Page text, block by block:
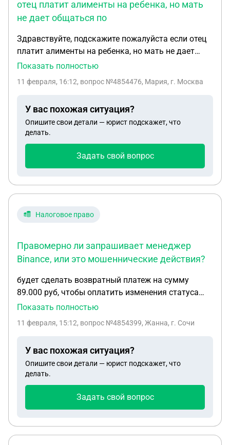
отец платит алименты на ребенка, но мать
не дает общаться по
Здравствуйте, подскажите пожалуйста если отец
платит алименты на ребенка, но мать не дает
общаться по телефону с ребенком 4 лет ,который
,чтобы бы в договоренное время они
на личные встречи .Отец может общаться только
по видео связи так как проживает в другом
городе.
Показать полностью
11 февраля, 16:12, вопрос №4854476, Мария, г. Москва
У вас похожая ситуация?
Опишите свои детали — юрист подскажет, что
делать.
Задать свой вопрос
Налоговое право
Правомерно ли запрашивает менеджер
Binance, или это мошеннические действия?
будет сделать возвратный платеж на сумму
89.000 руб, чтобы оплатить изменения статуса
аккаунта. Мы сделаем Вам мерчант и благодаря
автоматическом режиме.Правомерно ли
мошеннические действия?спасибо
Показать полностью
11 февраля, 15:12, вопрос №4854399, Жанна, г. Сочи
У вас похожая ситуация?
Опишите свои детали — юрист подскажет, что
делать.
Задать свой вопрос